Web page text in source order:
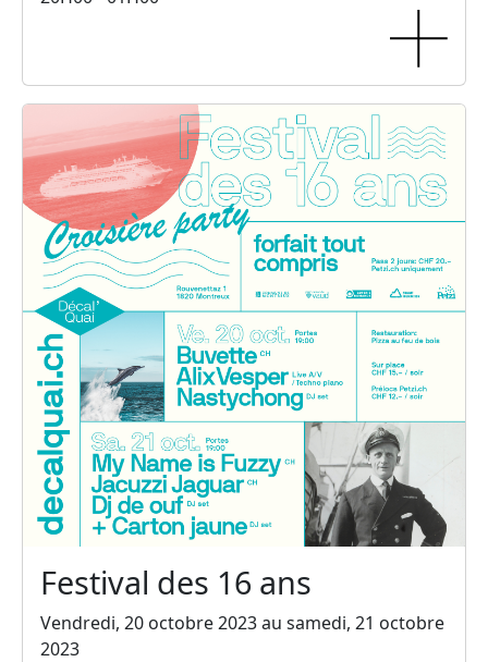
Festival des 16 ans
Vendredi, 20 octobre 2023 au samedi, 21 octobre
2023